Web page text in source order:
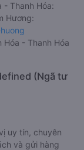
- Thanh Hóa:
Hương:
Hóa - Thanh Hóa
(Ngã tư
uy tín, chuyên
và gửi hàng